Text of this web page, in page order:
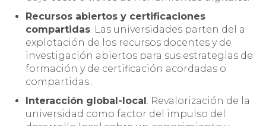
Recursos abiertos y certificaciones
compartidas. Las universidades parten del a
explotación de los recursos docentes y de
investigación abiertos para sus estrategias de
formación y de certificación acordadas o
compartidas..
Interacción global-local. Revalorización de la
universidad como factor del impulso del